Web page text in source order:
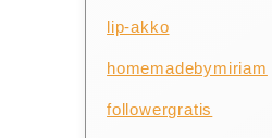
lip-akko
homemadebymiriam
followergratis